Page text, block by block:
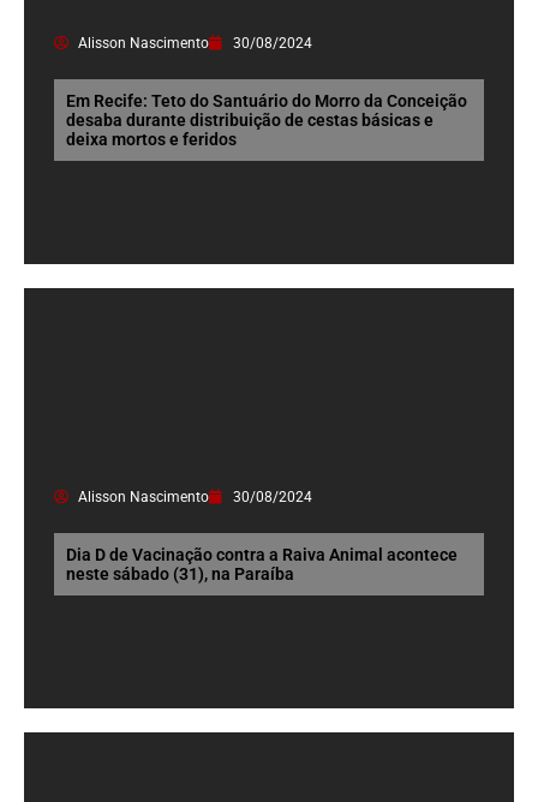
Alisson Nascimento 30/08/2024
Em Recife: Teto do Santuário do Morro da Conceição
desaba durante distribuição de cestas básicas e
deixa mortos e feridos
Alisson Nascimento 30/08/2024
Dia D de Vacinação contra a Raiva Animal acontece
neste sábado (31), na Paraíba